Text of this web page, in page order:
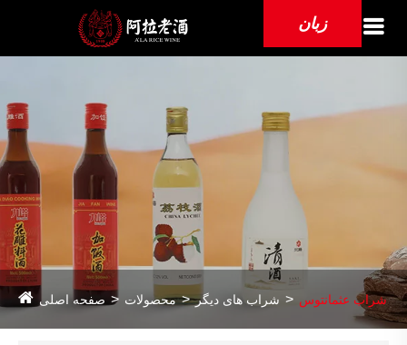
زبان
صفحه اصلی محصولات شراب های دیگر شراب عثمانتوس